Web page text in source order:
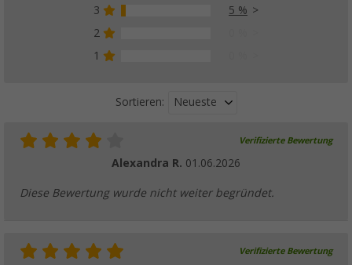
3
5 %
2
1
Sortieren: Neueste
Verifizierte Bewertung
Alexandra R. 01.06.2026
Diese Bewertung wurde nicht weiter begründet.
Verifizierte Bewertung